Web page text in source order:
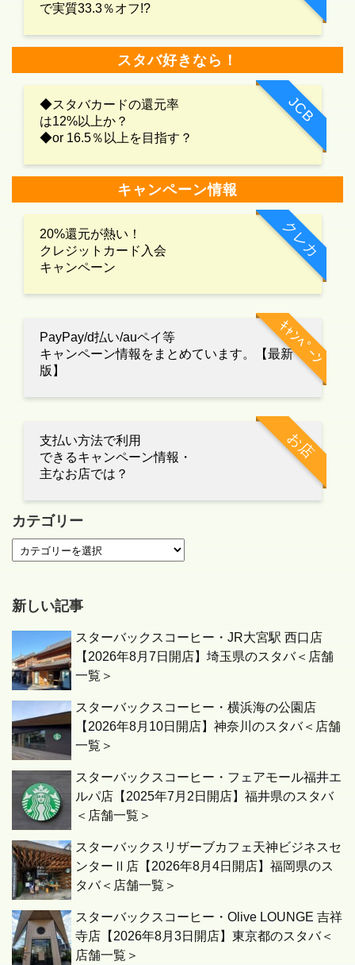
で実質33.3％オフ!?
スタバ好きなら！
JCB
◆スタバカードの還元率
は12%以上か？
◆or 16.5％以上を目指す？
キャンペーン情報
クレカ
20%還元が熱い！
クレジットカード入会
キャンペーン
ｷｬﾝﾍﾟｰﾝ
PayPay/d払い/auペイ等
キャンペーン情報をまとめています。【最新
版】
お店
支払い方法で利用
できるキャンペーン情報・
主なお店では？
カテゴリー
新しい記事
スターバックスコーヒー・JR大宮駅 西口店
【2026年8月7日開店】埼玉県のスタバ＜店舗
一覧＞
スターバックスコーヒー・横浜海の公園店
【2026年8月10日開店】神奈川のスタバ＜店舗
一覧＞
スターバックスコーヒー・フェアモール福井エ
ルパ店【2025年7月2日開店】福井県のスタバ
＜店舗一覧＞
スターバックスリザーブカフェ天神ビジネスセ
ンターⅡ店【2026年8月4日開店】福岡県のス
タバ＜店舗一覧＞
スターバックスコーヒー・Olive LOUNGE 吉祥
寺店【2026年8月3日開店】東京都のスタバ＜
店舗一覧＞